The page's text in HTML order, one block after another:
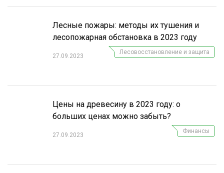
Лесные пожары: методы их тушения и
лесопожарная обстановка в 2023 году
27.09.2023
Лесовосстановление и защита
Цены на древесину в 2023 году: о
больших ценах можно забыть?
27.09.2023
Финансы